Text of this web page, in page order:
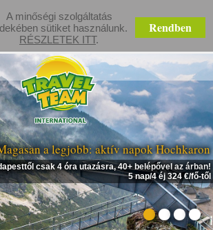
A minőségi szolgáltatás
sütiket használunk.
RÉSZLETEK ITT.
Rendben
a legjobb: aktív napok Hochkaron
csak 4 óra utazásra, 40+ belépővel az árban!
5 nap/4 éj 324 €/fő-től